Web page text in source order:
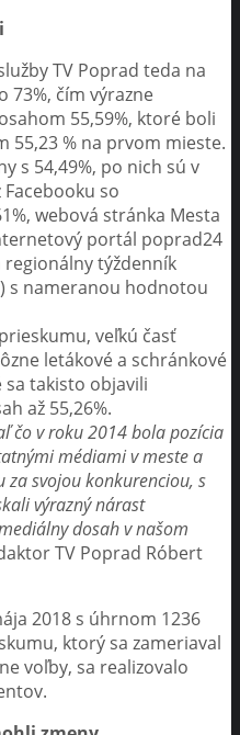
TV Poprad teda na
73%, čím výrazne
55,59%, ktoré boli
55,23 % na prvom mieste.
s 54,49%, po nich sú v
so
webová stránka Mesta
portál poprad24
regionálny týždenník
s nameranou hodnotou
veľkú časť
letákové a schránkové
takisto objavili
až 55,26%.
čo v roku 2014 bola pozícia
médiami v meste a
svojou konkurenciou, s
výrazný nárast
dosah v našom
TV Poprad Róbert
2018 s úhrnom 1236
ktorý sa zameriaval
voľby, sa realizovalo